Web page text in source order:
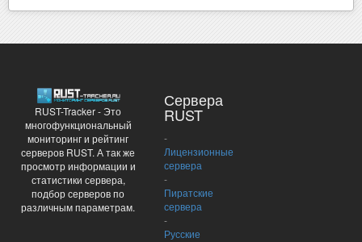
RUST-Tracker - Это
многофункциональный
мониторинг и рейтинг
серверов RUST. А так же
просмотр информации и
статистики сервера,
подбор серверов по
различным параметрам.
Сервера
RUST
-
Лицензионные
сервера
-
Пиратские
сервера
-
Русские